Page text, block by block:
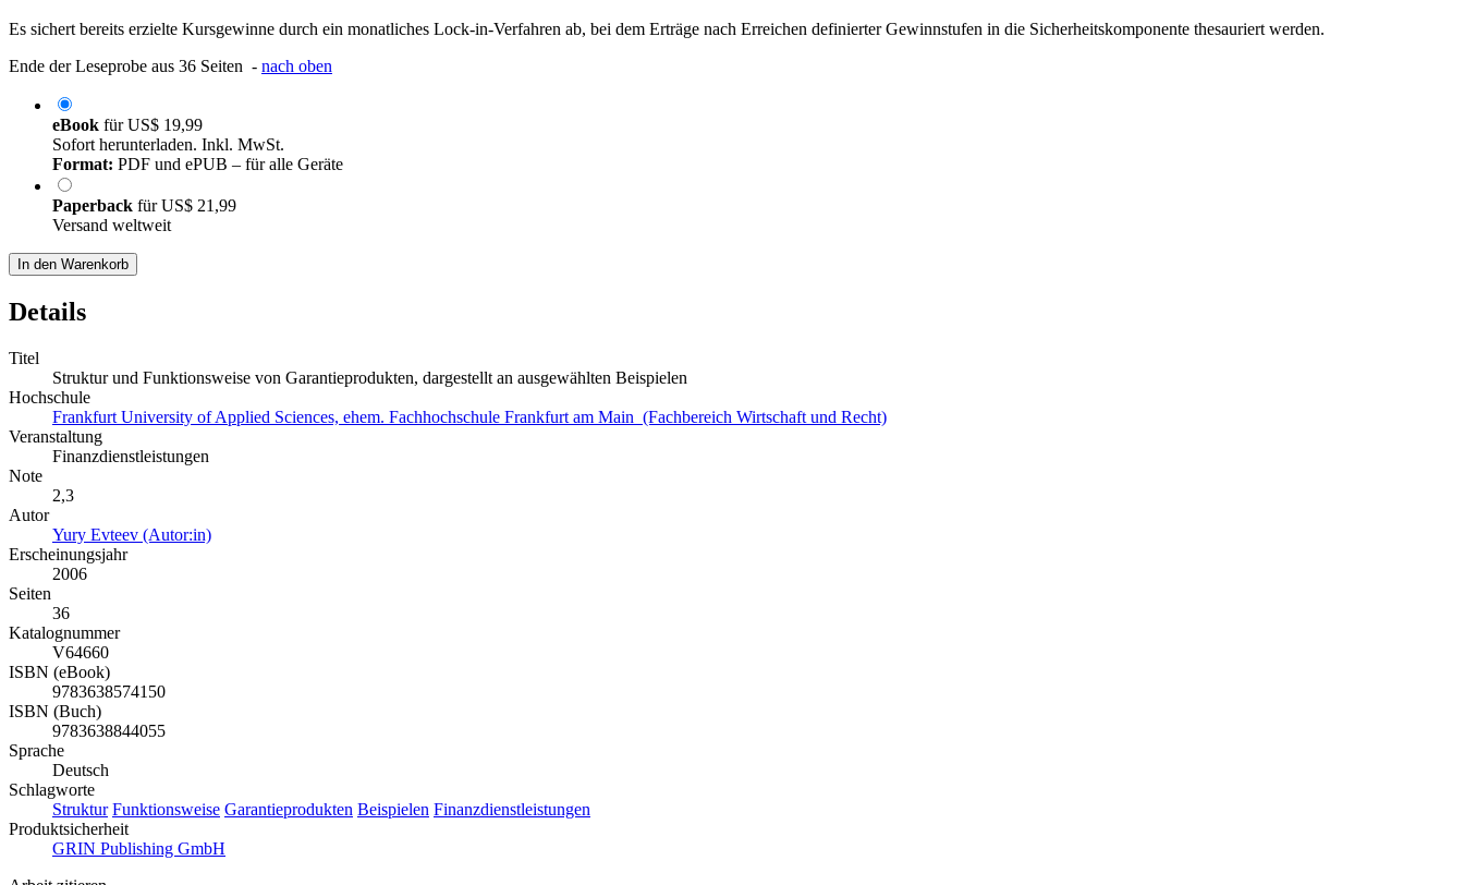
Es sichert bereits erzielte Kursgewinne durch ein monatliches Lock-in-Verfahren ab, bei dem Erträge nach Erreichen definierter Gewinnstufen in die Sicherheitskomponente thesauriert werden.
Ende der Leseprobe aus 36 Seiten - nach oben
eBook fürUS$ 19,99
Sofort herunterladen. Inkl. MwSt.
Format: PDF und ePUB – für alle Geräte
Paperback fürUS$ 21,99
Versand weltweit
In den Warenkorb
Details
Titel
Struktur und Funktionsweise von Garantieprodukten, dargestellt an ausgewählten Beispielen
Hochschule
Frankfurt University of Applied Sciences, ehem. Fachhochschule Frankfurt am Main (Fachbereich Wirtschaft und Recht)
Veranstaltung
Finanzdienstleistungen
Note
2,3
Autor
Yury Evteev (Autor:in)
Erscheinungsjahr
2006
Seiten
36
Katalognummer
V64660
ISBN (eBook)
9783638574150
ISBN (Buch)
9783638844055
Sprache
Deutsch
Schlagworte
Struktur Funktionsweise Garantieprodukten Beispielen Finanzdienstleistungen
Produktsicherheit
GRIN Publishing GmbH